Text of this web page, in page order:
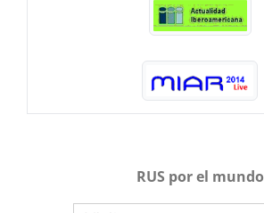
RUS por el mundo